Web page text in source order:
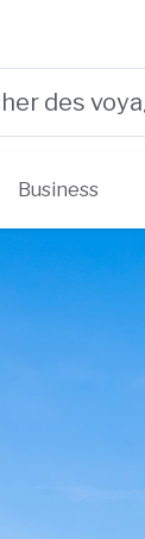
Business